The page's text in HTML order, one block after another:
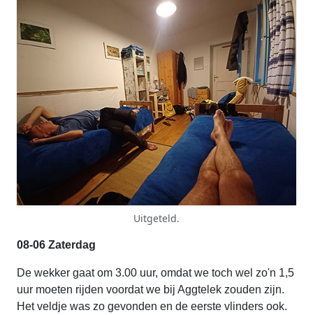
Uitgeteld.
08-06 Zaterdag
De wekker gaat om 3.00 uur, omdat we toch wel zo'n 1,5
uur moeten rijden voordat we bij Aggtelek zouden zijn.
Het veldje was zo gevonden en de eerste vlinders ook.